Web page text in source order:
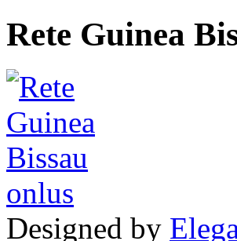
Rete Guinea
Designed by